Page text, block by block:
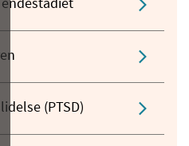
(PTSD)